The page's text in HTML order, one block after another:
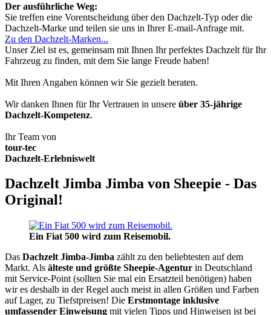
Der ausführliche Weg:
Sie treffen eine Vorentscheidung über den Dachzelt-Typ oder die
Dachzelt-Marke und teilen sie uns in Ihrer E-mail-Anfrage mit.
Zu den Dachzelt-Marken...
Unser Ziel ist es, gemeinsam mit Ihnen Ihr perfektes Dachzelt für Ihr
Fahrzeug zu finden, mit dem Sie lange Freude haben!
Mit Ihren Angaben können wir Sie gezielt beraten.
Wir danken Ihnen für Ihr Vertrauen in unsere über 35-jährige
Dachzelt-Kompetenz.
Ihr Team von
tour-tec
Dachzelt-Erlebniswelt
Dachzelt Jimba Jimba von Sheepie - Das
Original!
Ein Fiat 500 wird zum Reisemobil.
Das Dachzelt Jimba-Jimba zählt zu den beliebtesten auf dem
Markt. Als älteste und größte Sheepie-Agentur in Deutschland
mit Service-Point (sollten Sie mal ein Ersatzteil benötigen) haben
wir es deshalb in der Regel auch meist in allen Größen und Farben
auf Lager, zu Tiefstpreisen! Die Erstmontage inklusive
umfassender Einweisung mit vielen Tipps und Hinweisen ist bei